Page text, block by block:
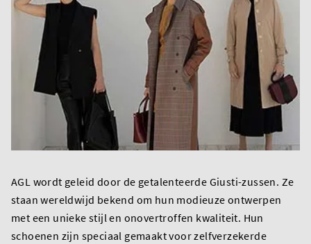
AGL wordt geleid door de getalenteerde Giusti-zussen. Ze
staan wereldwijd bekend om hun modieuze ontwerpen
met een unieke stijl en onovertroffen kwaliteit. Hun
schoenen zijn speciaal gemaakt voor zelfverzekerde